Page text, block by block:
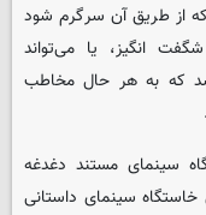
از طریق آن سرگرم شود
انگیز، یا می‌تواند
که به هر حال مخاطب
سینمای مستند دغدغه
سینمای داستانی